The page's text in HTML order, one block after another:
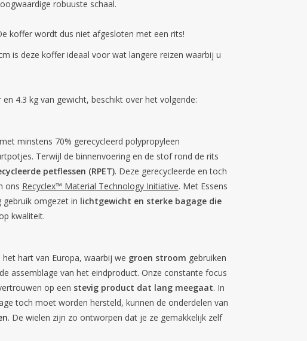
robuuste schaal.
koffer wordt dus niet afgesloten met een rits!
is deze koffer ideaal voor wat langere reizen waarbij u
4.3 kg van gewicht, beschikt over het volgende:
minstens 70% gerecycleerd polypropyleen
Terwijl de binnenvoering en de stof rond de rits
petflessen (RPET). Deze gerecycleerde en toch
ons Recyclex™ Material Technology Initiative. Met Essens
omgezet in lichtgewicht en sterke bagage die
kwaliteit.
hart van Europa, waarbij we groen stroom gebruiken
assemblage van het eindproduct. Onze constante focus
op een stevig product dat lang meegaat. In
toch moet worden hersteld, kunnen de onderdelen van
. De wielen zijn zo ontworpen dat je ze gemakkelijk zelf